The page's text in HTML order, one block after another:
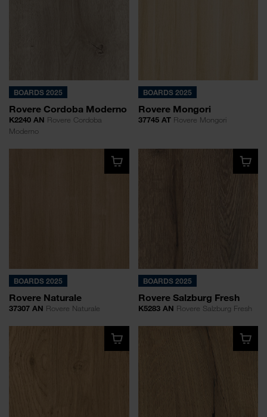
BOARDS 2025
Rovere Cordoba Moderno
K2240 AN Rovere Cordoba
Moderno
BOARDS 2025
Rovere Mongori
37745 ATRovere Mongori
BOARDS 2025
Rovere Naturale
37307 AN Rovere Naturale
BOARDS 2025
Rovere Salzburg Fresh
K5283 AN Rovere Salzburg Fresh